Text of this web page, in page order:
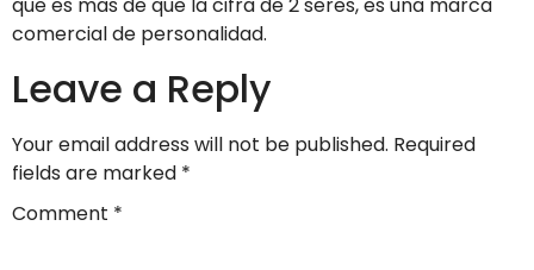
que es mas de que la cifra de 2 seres, es una marca
comercial de personalidad.
Leave a Reply
Your email address will not be published. Required
fields are marked *
Comment *